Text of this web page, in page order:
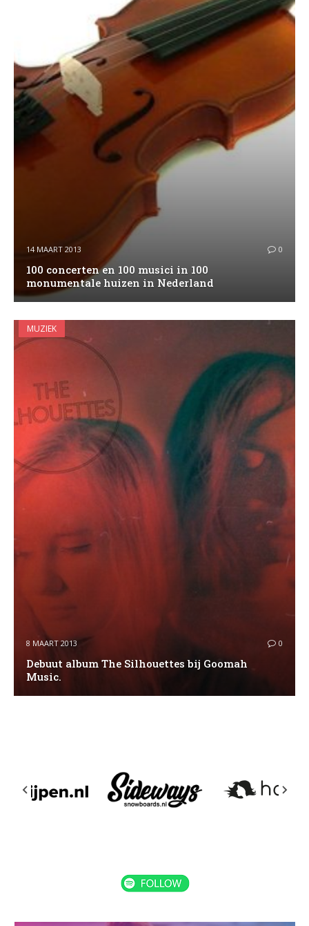
14 MAART 2013 0
100 concerten en 100 musici in 100
monumentale huizen in Nederland
MUZIEK
8 MAART 2013 0
Debuut album The Silhouettes bij Goomah
Music.